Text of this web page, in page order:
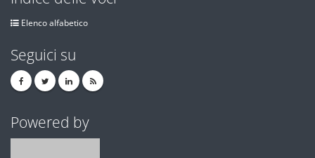
Elenco alfabetico
Seguici su
Powered by